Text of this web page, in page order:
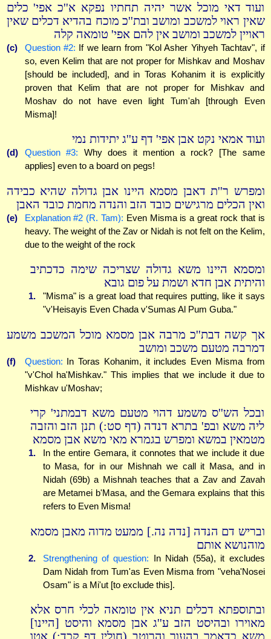
ועוד דאי מוכל אשר יהיה תחתיו נפקא א''כ אפי' כלים
שאין ראוי למשכב ומושב ובת''כ מוכח בהדיא דכלים שאין
ראויין למשכב ומושב אין להם אפי' טומאה קלה
(c) Question #2: If we learn from "Kol Asher Yihyeh Tachtav", if
so, even Kelim that are not proper for Mishkav and Moshav
[should be included], and in Toras Kohanim it is explicitly
proven that Kelim that are not proper for Mishkav and
Moshav do not have even light Tum'ah [through Even
Misma]!
ועוד אמאי נקט אבן אפי' דף ע''ג יתידות נמי
(d) Question #3: Why does it mention a rock? [The same
applies] even to a board on pegs!
ומפרש ר''ת דאבן מסמא היינו אבן גדולה שהיא כבידה
ואין הכלים מרגישים כובד הזב והנדה מחמת כובד האבן
(e) Explanation #2 (R. Tam): Even Misma is a great rock that is
heavy. The weight of the Zav or Nidah is not felt on the Kelim,
due to the weight of the rock
ומסמא היינו משא גדולה שצריכה שימה כדכתיב
והיתית אבן חדא ושמת על פום גובא
1.
"Misma" is a great load that requires putting, like it says
"v'Heisayis Even Chada v'Sumas Al Pum Guba."
אך קשה דבת''כ מרבה אבן מסמא מוכל המשכב משמע
דמרבה מטעם משכב ומושב
(f) Question: In Toras Kohanim, it includes Even Misma from
"v'Chol ha'Mishkav." This implies that we include it due to
Mishkav u'Moshav;
ובכל הש''ס משמע דהוי מטעם משא דבמתני' קרי
ליה משא ובפ' בתרא דנדה (דף סט:) תנן הזב והזבה
מטמאין במשא ומפרש בגמרא מאי משא אבן מסמא
1.
In the entire Gemara, it connotes that we include it due
to Masa, for in our Mishnah we call it Masa, and in
Nidah (69b) a Mishnah teaches that a Zav and Zavah
are Metamei b'Masa, and the Gemara explains that this
refers to Even Misma!
ובריש דם הנדה [נדה נה.] ממעט מדוה מאבן מסמא
מוהנושא אותם
2. Strengthening of question: In Nidah (55a), it excludes
Dam Nidah from Tum'as Even Misma from "veha'Nosei
Osam" is a Mi'ut [to exclude this].
ובתוספתא דכלים תניא אין טומאה לכלי חרס אלא
מאוירו ובהיסט הזב ע''ג אבן מסמא והיסט [היינו]
משא כדאמר בהעור והרוטב (חולין דף קכד:) אטו